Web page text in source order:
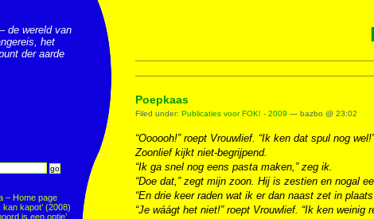
de wereld van
het
der aarde
– Home page
kan kapot’ (2008)
is een optie’
Poepkaas
Filed under: Publicaties voor FOK! - 2009 — bazbo @ 23:02
“Oooooh!” roept Vrouwlief. “Ik ken dat spul nog wel!”
Zoonlief kijkt niet-begrijpend.
“Ik ga snel nog eens pasta maken,” zeg ik.
“Doe dat,” zegt mijn zoon. Hij is zestien en nogal
“En drie keer raden wat ik er dan naast zet in
“Je wáágt het niet!” roept Vrouwlief. “Ik ken